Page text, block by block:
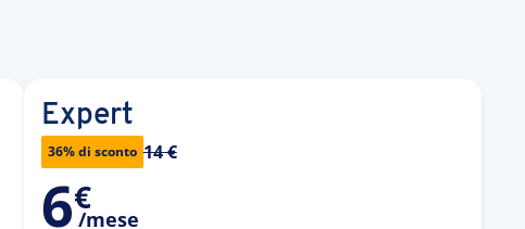
Expert
36% di sconto 14 €
6€
/mese